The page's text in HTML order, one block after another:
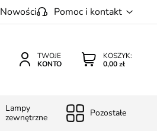
Nowości Pomoc i kontakt
KOSZYK:
0,00 zł
TWOJE
KONTO
Lampy
zewnętrzne
Pozostałe